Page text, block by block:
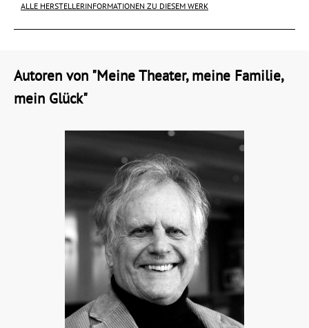
ALLE HERSTELLERINFORMATIONEN ZU DIESEM WERK
Autoren von "Meine Theater, meine Familie,
mein Glück"